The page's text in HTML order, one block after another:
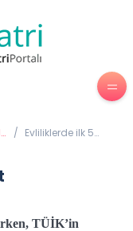
/ Evliliklerde ilk 5
TÜİK’in